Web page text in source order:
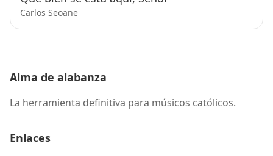
Carlos Seoane
Alma de alabanza
La herramienta definitiva para músicos católicos.
Enlaces